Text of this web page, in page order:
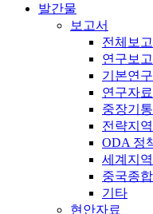
발간물
보고서
전체보
연구보
기본연
연구자료
중장기
전략지
ODA 정
세계지
중국종
기타
현안자료